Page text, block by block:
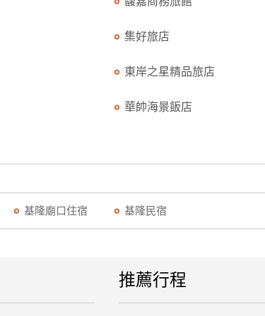
集好旅店
東岸之星精品旅店
華帥海景飯店
基隆廟口住宿 基隆民宿
推薦行程